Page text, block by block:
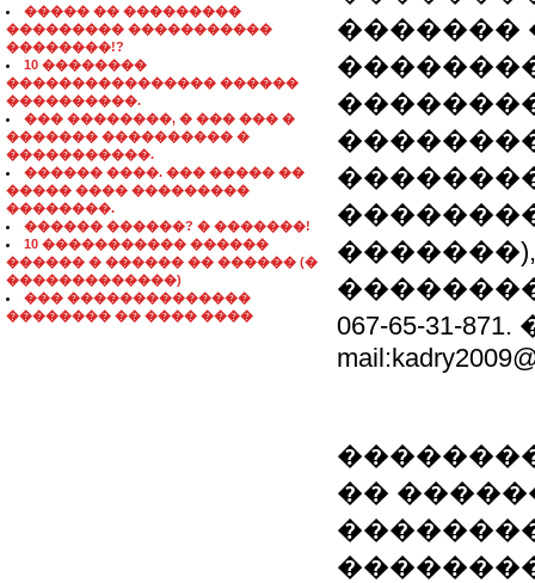
����� �� ���������
��������� �����������
��������!?
10 ��������
���������������� ������
����������.
��� ��������, � ��� ��� �
������� ���������� �
�����������.
������ ����. ��� ����� ��
����� ���� ���������
��������.
������ ������? � �������!
10 ����������� ������
������ � ������ �� ������ (�
�������������)
��� ��������������
�������� �� ���� ����
�������
067-65-31-
��